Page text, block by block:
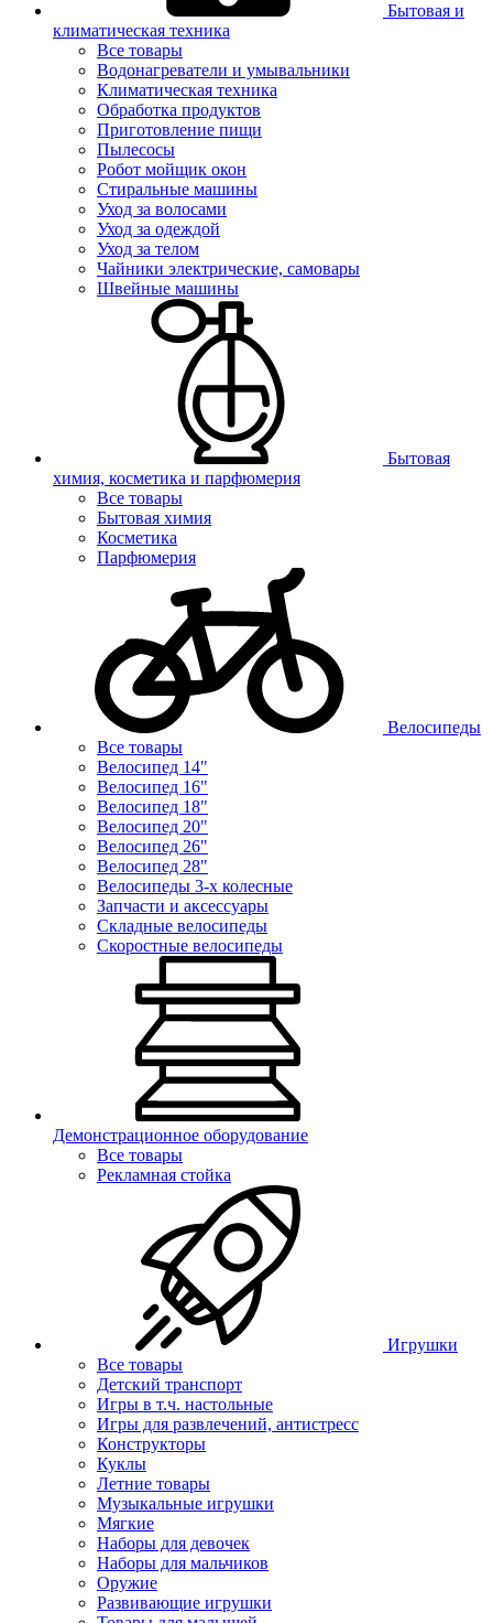
Бытовая и
климатическая техника
Все товары
Водонагреватели и умывальники
Климатическая техника
Обработка продуктов
Приготовление пищи
Пылесосы
Робот мойщик окон
Стиральные машины
Уход за волосами
Уход за одеждой
Уход за телом
Чайники электрические, самовары
Швейные машины
Бытовая
химия, косметика и парфюмерия
Все товары
Бытовая химия
Косметика
Парфюмерия
Велосипеды
Все товары
Велосипед 14"
Велосипед 16"
Велосипед 18"
Велосипед 20"
Велосипед 26"
Велосипед 28"
Велосипеды 3-х колесные
Запчасти и аксессуары
Складные велосипеды
Скоростные велосипеды
Демонстрационное оборудование
Все товары
Рекламная стойка
Игрушки
Все товары
Детский транспорт
Игры в т.ч. настольные
Игры для развлечений, антистресс
Конструкторы
Куклы
Летние товары
Музыкальные игрушки
Мягкие
Наборы для девочек
Наборы для мальчиков
Оружие
Развивающие игрушки